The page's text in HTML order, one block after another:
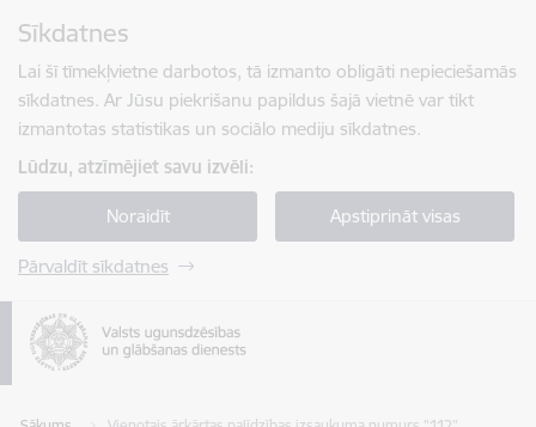
Sīkdatnes
Lai šī tīmekļvietne darbotos, tā izmanto obligāti nepieciešamās
sīkdatnes. Ar Jūsu piekrišanu papildus šajā vietnē var tikt
izmantotas statistikas un sociālo mediju sīkdatnes.
Lūdzu, atzīmējiet savu izvēli:
Noraidīt Apstiprināt visas
Pārvaldīt sīkdatnes